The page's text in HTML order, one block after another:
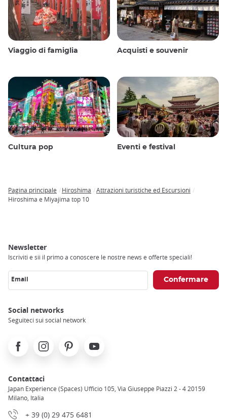
Viaggio di famiglia Acquisti e souvenir
Cultura pop Eventi e festival
Breadcrumb
Pagina principale Hiroshima
Attrazioni turistiche ed Escursioni
Hiroshima e Miyajima top 10
Newsletter
Iscriviti e sii il primo a conoscere le nostre news e offerte speciali!
Email
Social networks
Seguiteci sui social network
FacebookInstagramPinterest Youtube
Contattaci
Japan Experience (Spaces) Ufficio 105, Via Giuseppe Piazzi 2 - 4 20159
Milano, Italia
+ 39 (0) 29 475 6481